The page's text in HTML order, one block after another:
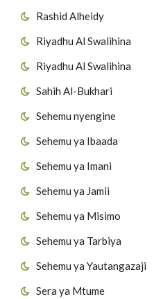
Rashid Alheidy
Riyadhu Al Swalihina
Riyadhu Al Swalihina
Sahih Al-Bukhari
Sehemu nyengine
Sehemu ya Ibaada
Sehemu ya Imani
Sehemu ya Jamii
Sehemu ya Misimo
Sehemu ya Tarbiya
Sehemu ya Yautangazaji
Sera ya Mtume